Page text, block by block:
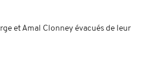
et Amal Clonney évacués de leur